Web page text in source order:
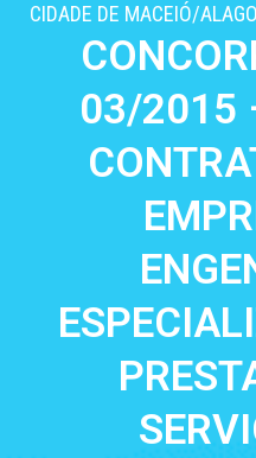
CIDADE DE MACEIÓ/
03/2015